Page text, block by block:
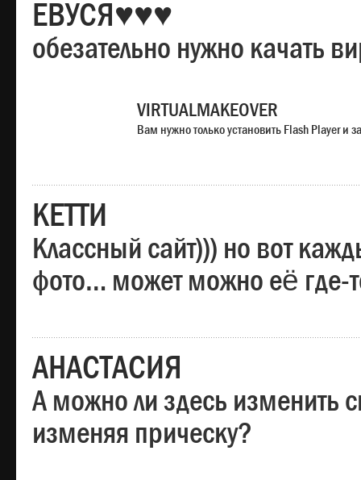
ЕВУСЯ♥♥♥
обезательно нужно качать
VIRTUALMAKEOVER
Вам нужно только установить Flash Player и
КЕТТИ
Классный сайт))) но вот
фото… может можно её где-
АНАСТАСИЯ
А можно ли здесь изменить
изменяя прическу?